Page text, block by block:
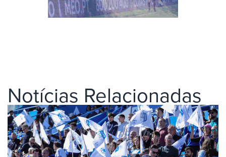
Notícias Relacionadas